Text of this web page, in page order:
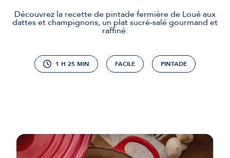
Découvrez la recette de pintade fermière de Loué aux
dattes et champignons, un plat sucré-salé gourmand et
raffiné.
1 H 25 MIN FACILE PINTADE
pouvez changer d'avis à tout moment en cliquant sur l'icône
présente sur chaque page de notre site. En autorisant ces
services tiers, vous acceptez le dépôt et la lecture de
Charte de confidentialité